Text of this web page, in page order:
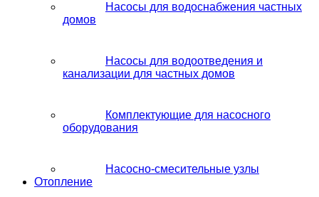
Насосы для водоснабжения частных
домов
Насосы для водоотведения и
канализации для частных домов
Комплектующие для насосного
оборудования
Насосно-смесительные узлы
Отопление